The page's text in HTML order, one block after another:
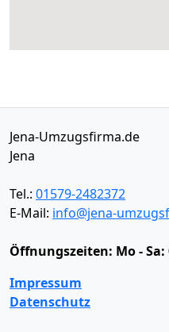
Jena-Umzugsfirma.de
Jena
Tel.: 01579-2482372
E-Mail: info@jena-
Öffnungszeiten: Mo -
Impressum
Datenschutz